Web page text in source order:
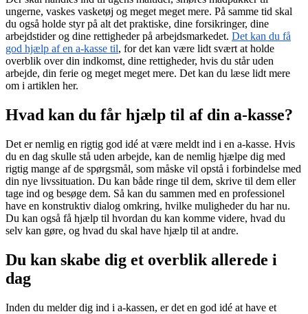
ungerne, vaskes vasketøj og meget meget mere. På samme tid skal
du også holde styr på alt det praktiske, dine forsikringer, dine
arbejdstider og dine rettigheder på arbejdsmarkedet. Det kan du få
god hjælp af en a-kasse til, for det kan være lidt svært at holde
overblik over din indkomst, dine rettigheder, hvis du står uden
arbejde, din ferie og meget meget mere. Det kan du læse lidt mere
om i artiklen her.
Hvad kan du får hjælp til af din a-kasse?
Det er nemlig en rigtig god idé at være meldt ind i en a-kasse. Hvis
du en dag skulle stå uden arbejde, kan de nemlig hjælpe dig med
rigtig mange af de spørgsmål, som måske vil opstå i forbindelse med
din nye livssituation. Du kan både ringe til dem, skrive til dem eller
tage ind og besøge dem. Så kan du sammen med en professionel
have en konstruktiv dialog omkring, hvilke muligheder du har nu.
Du kan også få hjælp til hvordan du kan komme videre, hvad du
selv kan gøre, og hvad du skal have hjælp til at andre.
Du kan skabe dig et overblik allerede i
dag
Inden du melder dig ind i a-kassen, er det en god idé at have et